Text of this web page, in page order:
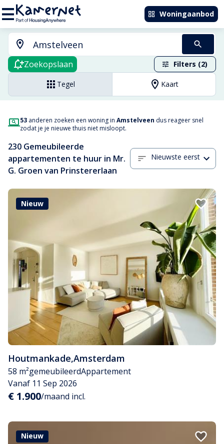
Woningaanbod
Zoekopslaan Filters (2)
Tegel Kaart
53 anderen zoeken een woning in Amstelveen dus reageer snel
zodat je je nieuwe thuis niet misloopt.
230 Gemeubileerde
appartementen te huur in Mr.
G. Groen van Prinstererlaan
Nieuwste eerst
Nieuw
Houtmankade,Amsterdam
58 m²gemeubileerdAppartement
Vanaf 11 Sep 2026
€ 1.900/maand incl.
Nieuw